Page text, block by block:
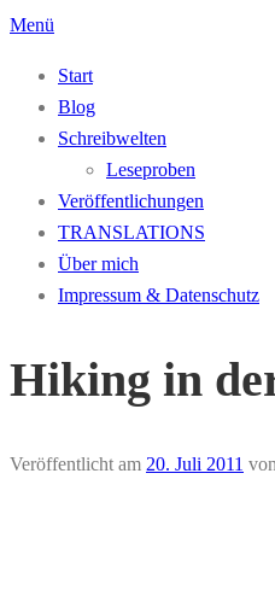
Zum
springen
Menü
Start
Blog
Schreibwelten
Leseproben
Veröffentlichungen
TRANSLATIONS
Über mich
Impressum & Datenschutz
Hiking in
Veröffentlicht am 20. Juli 2011 von